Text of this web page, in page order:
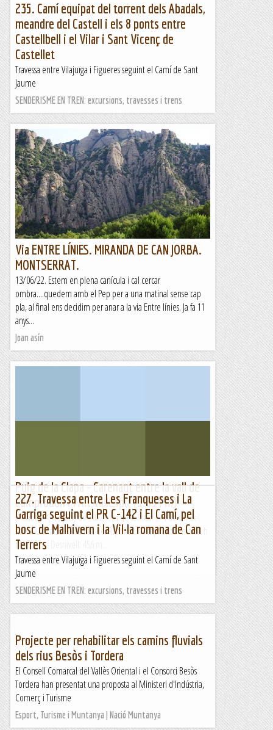
235. Camí equipat del torrent dels Abadals,
meandre del Castell i els 8 ponts entre
Castellbell i el Vilar i Sant Vicenç de
Castellet
Travessa entre Vilajuïga i Figueres seguint el Camí de Sant
Jaume
SENDERISME EN TREN: excursions, travesses i trens
Via ENTRE LÍNIES. MIRANDA DE CAN JORBA.
MONTSERRAT.
13/06/22. Estem en plena canícula i cal cercar
ombra....quedem amb el Pep per a una matinal sense cap
pla, al final ens decidim per anar a la via Entre línies. Ja fa 11
anys...
Joan asín
Puig de la Clapa - Carenant entre la vall de
Camprodon i l'Alt Vallespir (1.654 m)
Dissabte 11 de juny de 2022Hora de sortida: 2/4 de set del
matí. Ubicació: Comarca del Ripollès. Temps aproximat: 4 h
(10,3 km) Desnivell: 456 m...
Maifemcim.cat
227. Travessa entre Les Franqueses i La
Garriga seguint el PR C-142 i El Camí, pel
bosc de Malhivern i la Vil·la romana de Can
Terrers
Travessa entre Vilajuïga i Figueres seguint el Camí de Sant
Jaume
SENDERISME EN TREN: excursions, travesses i trens
Projecte per rehabilitar els camins fluvials
dels rius Besòs i Tordera
El Consell Comarcal del Vallès Oriental i el Consorci Besòs
Tordera han presentat una proposta al Ministeri d'Indústria,
Comerç i Turisme
Esport, Turisme i Muntanya | Nació Muntanya